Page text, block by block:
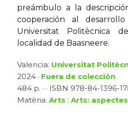
preámbulo a la
cooperación al
Universitat Politècnica
localidad de Baasneere.
Valencia: Universitat
2024 · Fuera de colección
484 p. · · ISBN 978-84-1396-
Matèria: Arts : Arts: